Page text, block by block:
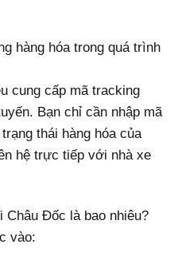
hàng hóa trong quá trình
cung cấp mã tracking
Bạn chỉ cần nhập mã
thái hàng hóa của
hệ trực tiếp với nhà xe
Châu Đốc là bao nhiêu?
vào: